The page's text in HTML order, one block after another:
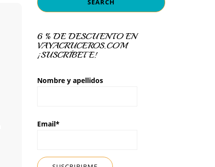
6 % DE DESCUENTO EN
VAYACRUCEROS.COM
¡SUSCRÍBETE!
Nombre y apellidos
Email*